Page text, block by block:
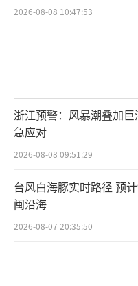
2026-08-08 10:47:53
浙江预警：风暴潮叠加
急应对
2026-08-08 09:51:29
台风白海豚实时路径 预
闽沿海
2026-08-07 20:35:50